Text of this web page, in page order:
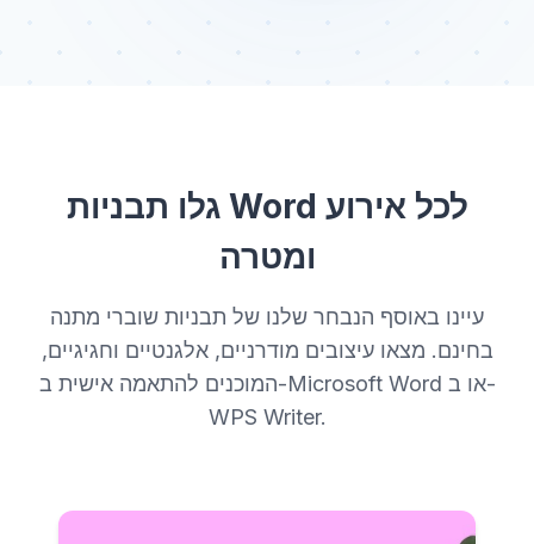
גלו תבניות Word לכל אירוע
ומטרה
עיינו באוסף הנבחר שלנו של תבניות שוברי מתנה
בחינם. מצאו עיצובים מודרניים, אלגנטיים וחגיגיים,
המוכנים להתאמה אישית ב-Microsoft Word או ב-
WPS Writer.